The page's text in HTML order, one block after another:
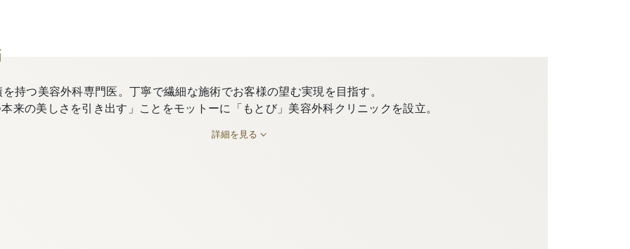
持つ美容外科専門医。丁寧で繊細な施術でお客様の望む実現を目指す。
来の美しさを引き出す」ことをモットーに「もとび」美容外科クリニックを設立。
詳細を見る